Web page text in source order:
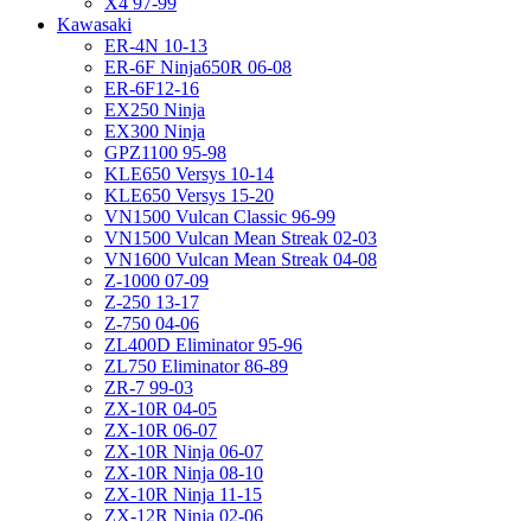
Kawasaki
ER-4N 10-13
ER-6F Ninja650R 06-08
ER-6F12-16
EX250 Ninja
EX300 Ninja
GPZ1100 95-98
KLE650 Versys 10-14
KLE650 Versys 15-20
VN1500 Vulcan Classic 96-99
VN1500 Vulcan Mean Streak 02-03
VN1600 Vulcan Mean Streak 04-08
Z-1000 07-09
Z-250 13-17
Z-750 04-06
ZL400D Eliminator 95-96
ZL750 Eliminator 86-89
ZR-7 99-03
ZX-10R 04-05
ZX-10R 06-07
ZX-10R Ninja 06-07
ZX-10R Ninja 08-10
ZX-10R Ninja 11-15
ZX-12R Ninja 02-06